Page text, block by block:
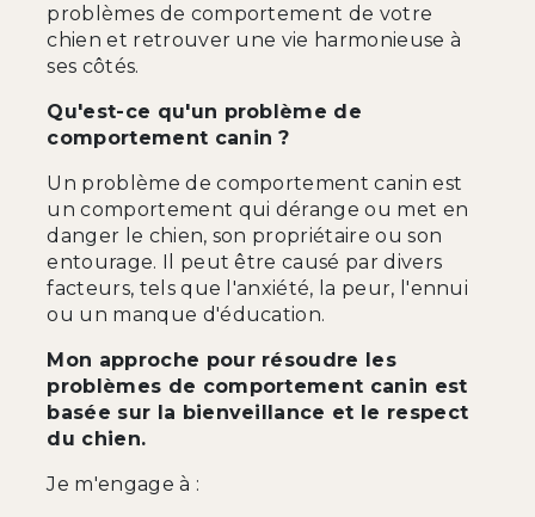
problèmes de comportement de votre
chien et retrouver une vie harmonieuse à
ses côtés.
Qu'est-ce qu'un problème de
comportement canin ?
Un problème de comportement canin est
un comportement qui dérange ou met en
danger le chien, son propriétaire ou son
entourage. Il peut être causé par divers
facteurs, tels que l'anxiété, la peur, l'ennui
ou un manque d'éducation.
Mon approche pour résoudre les
problèmes de comportement canin est
basée sur la bienveillance et le respect
du chien.
Je m'engage à :